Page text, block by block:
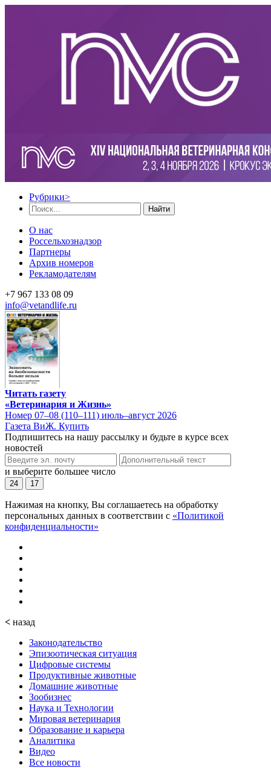
Рубрики>
Найти
О нас
Россельхознадзор
Партнеры
Архив номеров
Рекламодателям
+7 967 133 08 09
info@vetandlife.ru
Читать газету
«Ветеринария и Жизнь»
Номер 07–08 (110–111) июль–август 2026
Газета ВиЖ. Купить
Подпишитесь на нашу рассылку и будьте в курсе всех
новостей
и выберите большее число
24 17
Нажимая на кнопку, Вы соглашаетесь на обработку
персональных данных в соответствии с «Политикой
конфиденциальности»
< назад
Законодательство
Эпизоотическая ситуация
Цифровые системы
Продуктивные животные
Домашние животные
Зообизнес
Наука и Технологии
Мировая ветеринария
Образование и карьера
Аналитика
Видео
Все новости